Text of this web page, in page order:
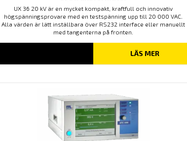
UX 36 20 kV är en mycket kompakt, kraftfull och innovativ
högspänningsprovare med en testspänning upp till 20 000 VAC.
Alla värden är lätt inställbara över RS232 interface eller manuellt
med tangenterna på fronten.
LÄS MER